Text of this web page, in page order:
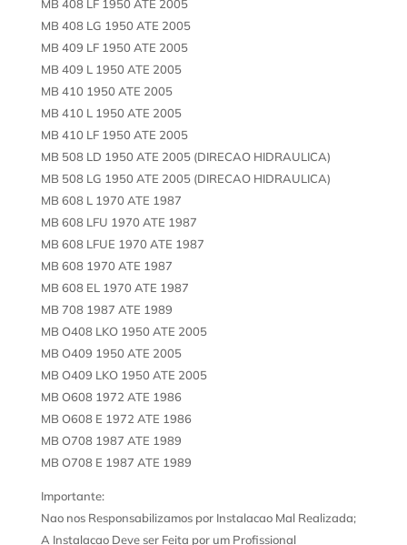
MB 408 LF 1950 ATE 2005
MB 408 LG 1950 ATE 2005
MB 409 LF 1950 ATE 2005
MB 409 L 1950 ATE 2005
MB 410 1950 ATE 2005
MB 410 L 1950 ATE 2005
MB 410 LF 1950 ATE 2005
MB 508 LD 1950 ATE 2005 (DIRECAO HIDRAULICA)
MB 508 LG 1950 ATE 2005 (DIRECAO HIDRAULICA)
MB 608 L 1970 ATE 1987
MB 608 LFU 1970 ATE 1987
MB 608 LFUE 1970 ATE 1987
MB 608 1970 ATE 1987
MB 608 EL 1970 ATE 1987
MB 708 1987 ATE 1989
MB O408 LKO 1950 ATE 2005
MB O409 1950 ATE 2005
MB O409 LKO 1950 ATE 2005
MB O608 1972 ATE 1986
MB O608 E 1972 ATE 1986
MB O708 1987 ATE 1989
MB O708 E 1987 ATE 1989
Importante:
Nao nos Responsabilizamos por Instalacao Mal Realizada;
A Instalacao Deve ser Feita por um Profissional